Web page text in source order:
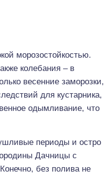
морозостойкостью.
колебания – в
весенние заморозки,
для кустарника,
одымливание, что
периоды и остро
Дачницы с
без полива не